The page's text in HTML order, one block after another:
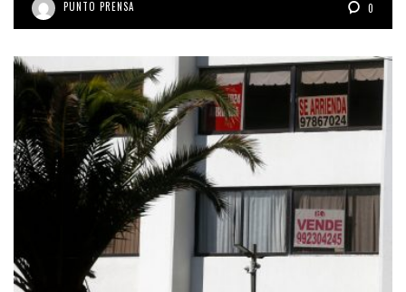
PUNTO PRENSA 0